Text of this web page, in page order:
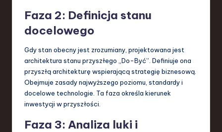
Faza 2: Definicja stanu
docelowego
Gdy stan obecny jest zrozumiany, projektowana jest
architektura stanu przyszłego „Do-Być”. Definiuje ona
przyszłą architekturę wspierającą strategię biznesową.
Obejmuje zasady najwyższego poziomu, standardy i
docelowe technologie. Ta faza określa kierunek
inwestycji w przyszłości.
Faza 3: Analiza luki i